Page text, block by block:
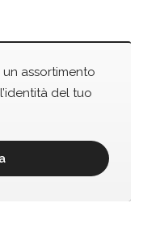
assortimento
del tuo